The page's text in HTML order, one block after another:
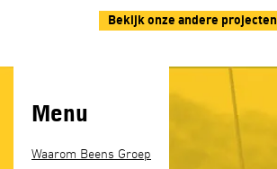
Bekijk onze andere projecten
Menu
Waarom Beens Groep